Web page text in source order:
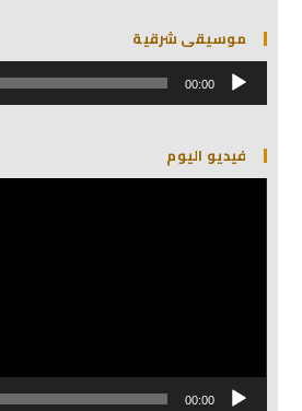
موسيقى شرقية
مشغل
الصوت 00:00
فيديو اليوم
00:00